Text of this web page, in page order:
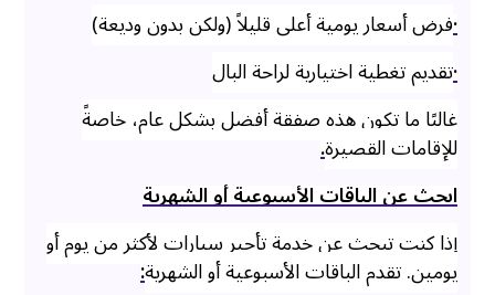
·فرض أسعار يومية أعلى قليلاً (ولكن بدون وديعة)
·تقديم تغطية اختيارية لراحة البال
غالبًا ما تكون هذه صفقة أفضل بشكل عام، خاصةً
للإقامات القصيرة.
ابحث عن الباقات الأسبوعية أو الشهرية
إذا كنت تبحث عن خدمة تأجير سيارات لأكثر من يوم أو
يومين. تقدم الباقات الأسبوعية أو الشهرية: